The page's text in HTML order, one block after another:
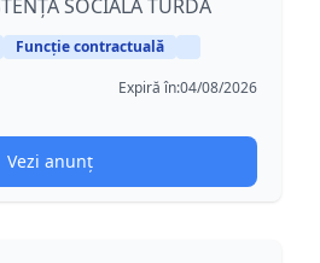
SOCIALĂ TURDA
Funcție contractuală
Expiră în:04/08/2026
Vezi anunț